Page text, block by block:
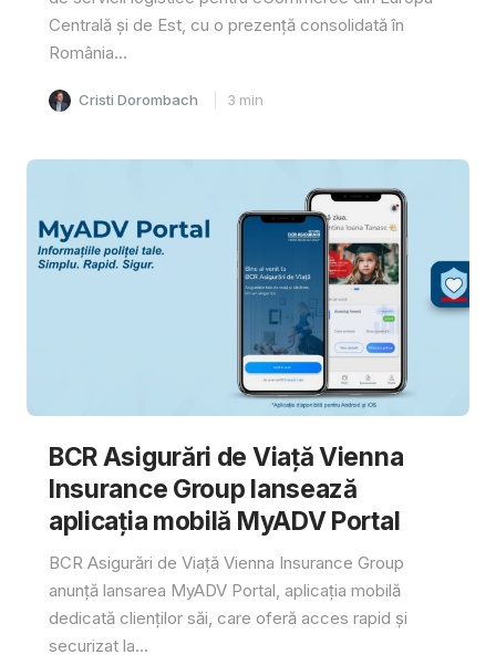
Centrală și de Est, cu o prezență consolidată în
România...
Cristi Dorombach 3 min
BCR Asigurări de Viață Vienna
Insurance Group lansează
aplicația mobilă MyADV Portal
BCR Asigurări de Viață Vienna Insurance Group
anunță lansarea MyADV Portal, aplicația mobilă
dedicată clienților săi, care oferă acces rapid și
securizat la...